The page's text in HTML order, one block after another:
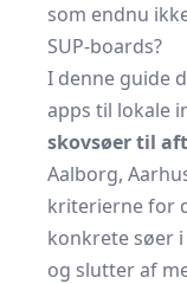
som endnu
SUP-boards?
I denne guide
apps til lokale
skovsøer til
Aalborg,
kriterierne for
konkrete søer
og slutter af